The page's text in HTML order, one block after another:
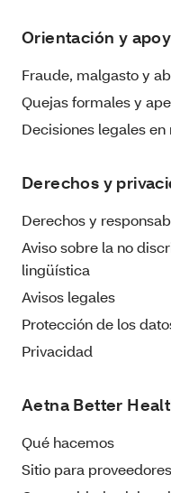
Orientación y
Fraude, malgasto y
Quejas formales y
Decisiones legales
Derechos y
Derechos y
Aviso sobre la no
lingüística
Avisos legales
Protección de los
Privacidad
Aetna Better
Qué hacemos
Sitio para proveedores